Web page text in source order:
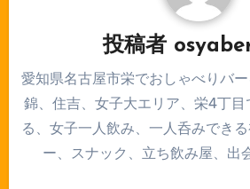
投稿者
愛知県名古屋市栄でおしゃべりバー
錦、住吉、女子大エリア、栄4丁目
る、女子一人飲み、一人呑みでき
ー、スナック、立ち飲み屋、出